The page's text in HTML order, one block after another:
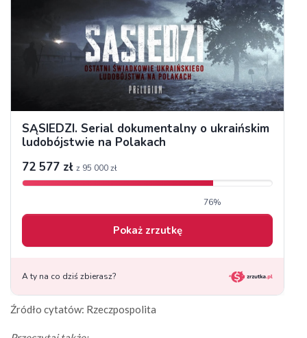
Źródło cytatów: Rzeczpospolita